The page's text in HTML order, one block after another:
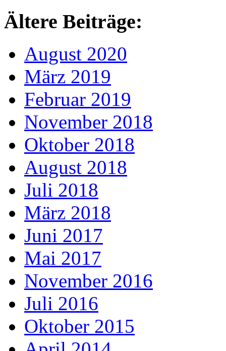
Ältere Beiträge:
August 2020
März 2019
Februar 2019
November 2018
Oktober 2018
August 2018
Juli 2018
März 2018
Juni 2017
Mai 2017
November 2016
Juli 2016
Oktober 2015